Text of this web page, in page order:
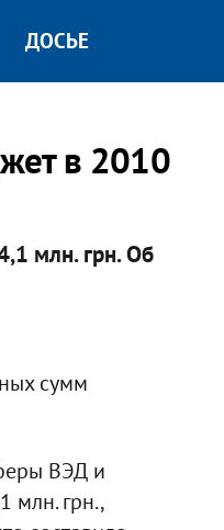
ДОСЬЕ
в 2010
млн. грн. Об
сумм
ВЭД и
млн. грн.,